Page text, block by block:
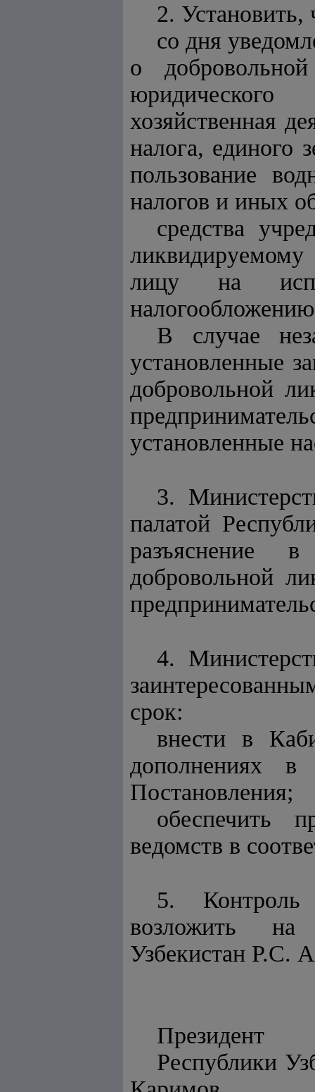
2. Установить,
со дня
о
юридического
хозяйственная
налога, единого
пользование
налогов и иных
средства
лицу на
В случае
установленные
добровольной
установленные
3.
палатой
разъяснение
добровольной
4.
срок:
внести в
дополнениях в
Постановления;
обеспечить
ведомств в
5. Контроль
возложить на
Узбекистан Р.С.
Президент